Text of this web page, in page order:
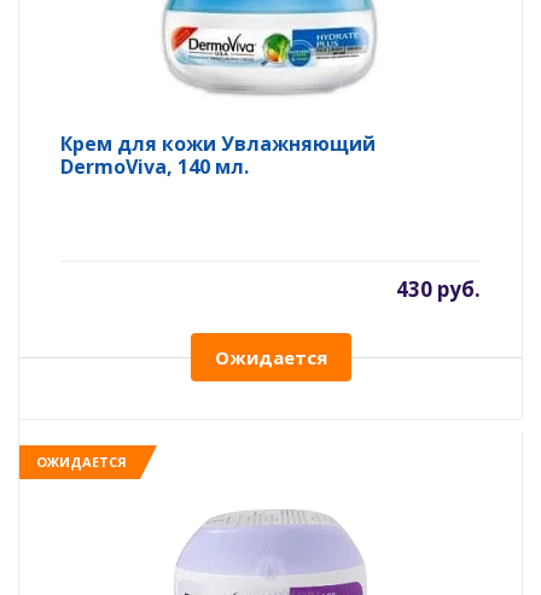
Крем для кожи Увлажняющий
DermoViva, 140 мл.
430 руб.
Ожидается
ОЖИДАЕТСЯ